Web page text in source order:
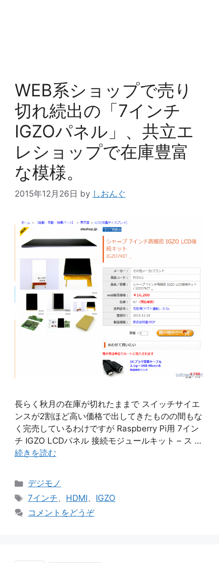
WEB系ショップで売り
切れ続出の「7インチ
IGZOパネル」、共立エ
レショップで在庫豊富
な模様。
2015年12月26日 by しおんぐ
長らく秋月の在庫が切れたままで スイッチサイエ
ンスが2割ほど高い価格で出してきたものの間もな
く完売しているわけですが Raspberry Pi用 7イン
チ IGZO LCDパネル 接続モジュールキット – ス …
続きを読む
カ
テ
リ
デジモノ
タ
グ
7インチ、 HDMI、 IGZO
コメントをどうぞ